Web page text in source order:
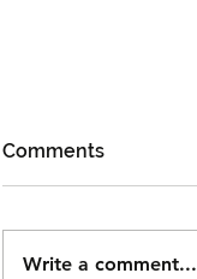
Comments
Write a comment...